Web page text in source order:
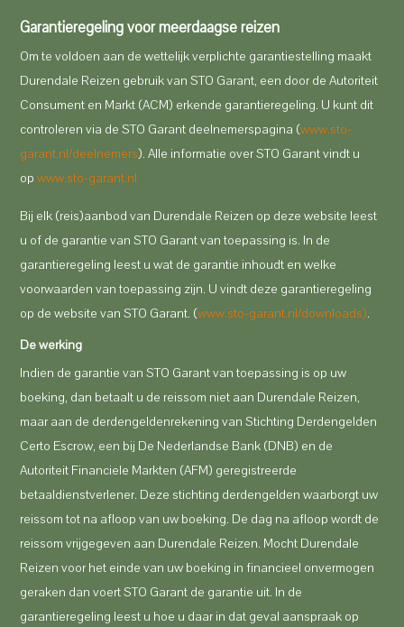
Garantieregeling voor meerdaagse reizen
Om te voldoen aan de wettelijk verplichte garantiestelling maakt
Durendale Reizen gebruik van STO Garant, een door de Autoriteit
Consument en Markt (ACM) erkende garantieregeling. U kunt dit
controleren via de STO Garant deelnemerspagina (www.sto-
garant.nl/deelnemers). Alle informatie over STO Garant vindt u
opwww.sto-garant.nl
Bij elk (reis)aanbod van Durendale Reizen op deze website leest
u of de garantie van STO Garant van toepassing is. In de
garantieregeling leest u wat de garantie inhoudt en welke
voorwaarden van toepassing zijn. U vindt deze garantieregeling
op de website van STO Garant. (www.sto-garant.nl/downloads).
De werking
Indien de garantie van STO Garant van toepassing is op uw
boeking, dan betaalt u de reissom niet aan Durendale Reizen,
maar aan de derdengeldenrekening van Stichting Derdengelden
Certo Escrow, een bij De Nederlandse Bank (DNB) en de
Autoriteit Financiele Markten (AFM) geregistreerde
betaaldienstverlener. Deze stichting derdengelden waarborgt uw
reissom tot na afloop van uw boeking. De dag na afloop wordt de
reissom vrijgegeven aan Durendale Reizen. Mocht Durendale
Reizen voor het einde van uw boeking in financieel onvermogen
geraken dan voert STO Garant de garantie uit. In de
garantieregeling leest u hoe u daar in dat geval aanspraak op